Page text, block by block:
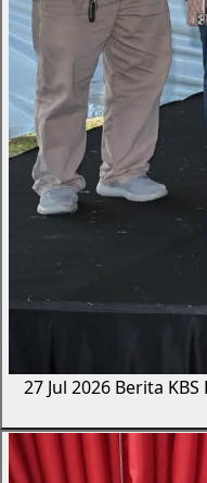
27 Jul 2026Berita KBS